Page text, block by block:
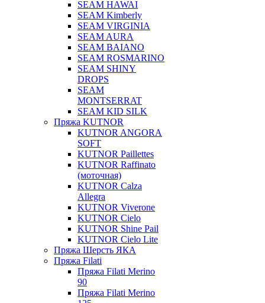
SEAM HAWAI
SEAM Kimberly
SEAM VIRGINIA
SEAM AURA
SEAM BAIANO
SEAM ROSMARINO
SEAM SHINY
DROPS
SEAM
MONTSERRAT
SEAM KID SILK
Пряжа KUTNOR
KUTNOR ANGORA
SOFT
KUTNOR Paillettes
KUTNOR Raffinato
(моточная)
KUTNOR Calza
Allegra
KUTNOR Viverone
KUTNOR Cielo
KUTNOR Shine Pail
KUTNOR Cielo Lite
Пряжа Шерсть ЯКА
Пряжа Filati
Пряжа Filati Merino
90
Пряжа Filati Merino